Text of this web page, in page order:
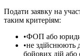
Подати заявку на
таким критеріям:
ФОП або
не здійснюють
бойових дій або